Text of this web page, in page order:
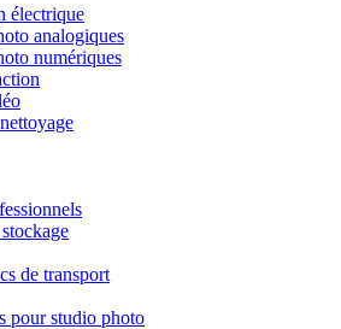
électrique
analogiques
numériques
de transport
pour studio photo